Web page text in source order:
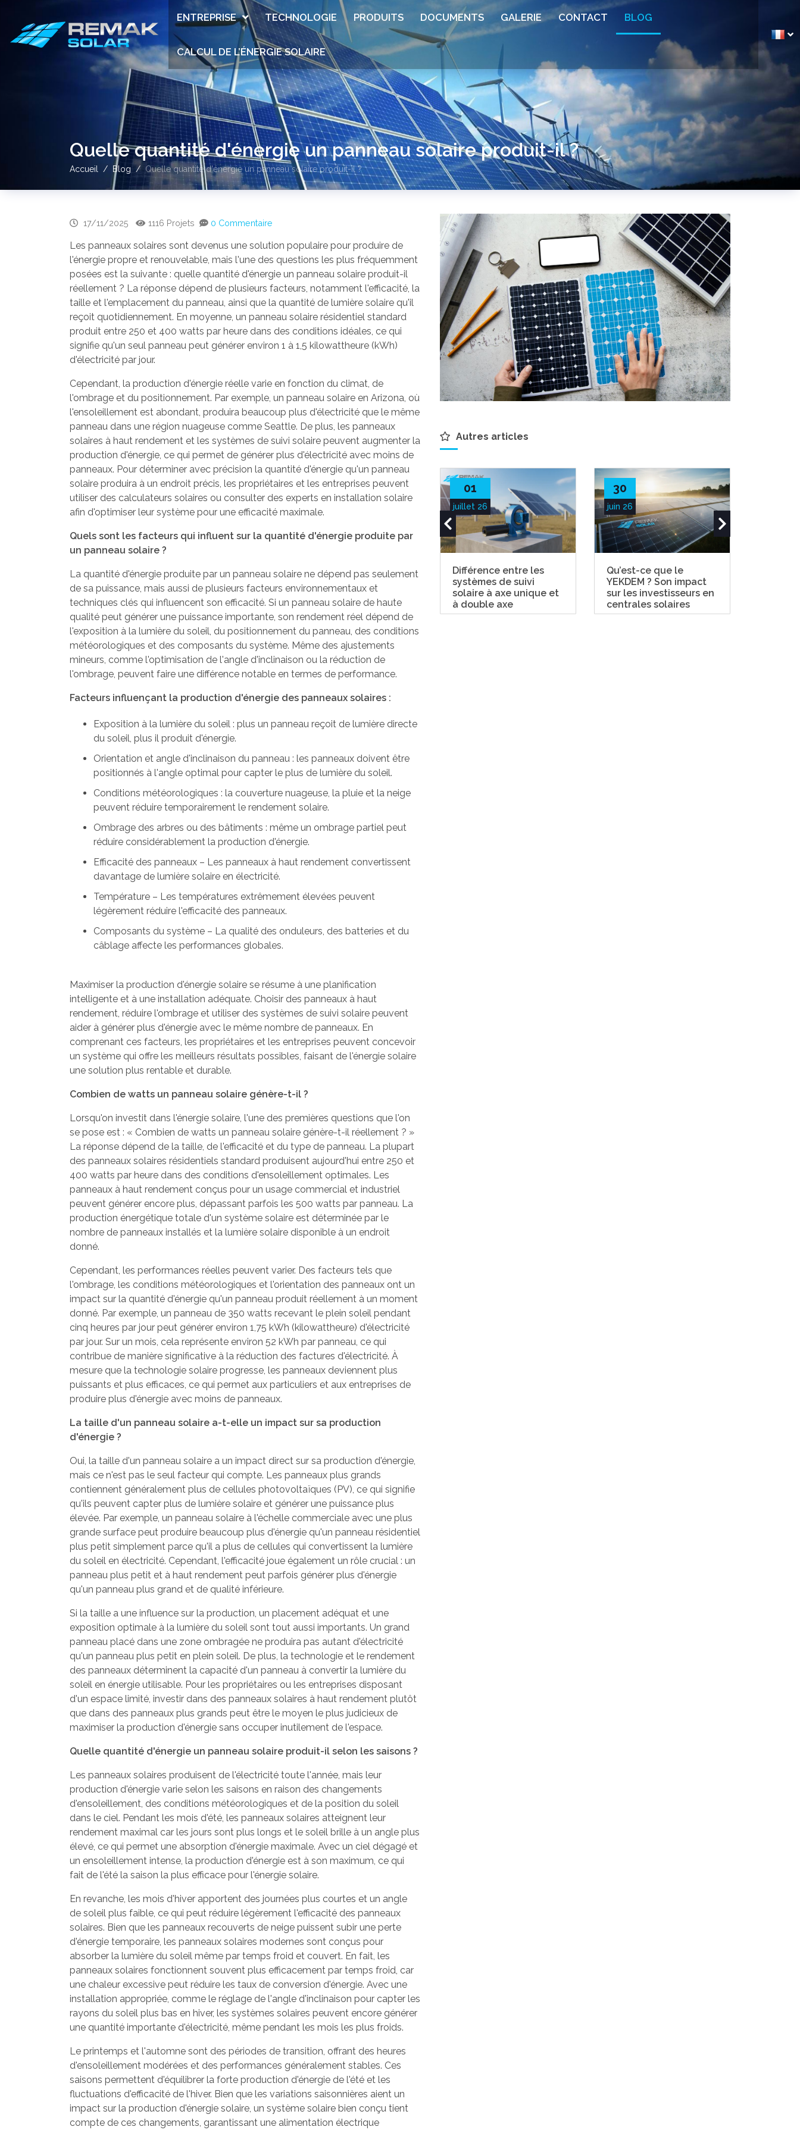
ENTREPRISE TECHNOLOGIE PRODUITS DOCUMENTS GALERIE CONTACT BLOG
CALCUL DE L’ÉNERGIE SOLAIRE
Quelle quantité d'énergie un panneau solaire produit-il ?
Accueil Blog Quelle quantité d'énergie un panneau solaire produit-il ?
Autres articles
01
juillet 26
Différence entre les
systèmes de suivi
solaire à axe unique et
à double axe
30
juin 26
Qu’est-ce que le
YEKDEM ? Son impact
sur les investisseurs en
centrales solaires
17/11/2025 1116 Projets 0 Commentaire
Les panneaux solaires sont devenus une solution populaire pour produire de
l'énergie propre et renouvelable, mais l'une des questions les plus fréquemment
posées est la suivante : quelle quantité d'énergie un panneau solaire produit-il
réellement ? La réponse dépend de plusieurs facteurs, notamment l'efficacité, la
taille et l'emplacement du panneau, ainsi que la quantité de lumière solaire qu'il
reçoit quotidiennement. En moyenne, un panneau solaire résidentiel standard
produit entre 250 et 400 watts par heure dans des conditions idéales, ce qui
signifie qu'un seul panneau peut générer environ 1 à 1,5 kilowattheure (kWh)
d'électricité par jour.
Cependant, la production d'énergie réelle varie en fonction du climat, de
l'ombrage et du positionnement. Par exemple, un panneau solaire en Arizona, où
l'ensoleillement est abondant, produira beaucoup plus d'électricité que le même
panneau dans une région nuageuse comme Seattle. De plus, les panneaux
solaires à haut rendement et les systèmes de suivi solaire peuvent augmenter la
production d'énergie, ce qui permet de générer plus d'électricité avec moins de
panneaux. Pour déterminer avec précision la quantité d'énergie qu'un panneau
solaire produira à un endroit précis, les propriétaires et les entreprises peuvent
utiliser des calculateurs solaires ou consulter des experts en installation solaire
afin d'optimiser leur système pour une efficacité maximale.
Quels sont les facteurs qui influent sur la quantité d'énergie produite par
un panneau solaire ?
La quantité d'énergie produite par un panneau solaire ne dépend pas seulement
de sa puissance, mais aussi de plusieurs facteurs environnementaux et
techniques clés qui influencent son efficacité. Si un panneau solaire de haute
qualité peut générer une puissance importante, son rendement réel dépend de
l'exposition à la lumière du soleil, du positionnement du panneau, des conditions
météorologiques et des composants du système. Même des ajustements
mineurs, comme l'optimisation de l'angle d'inclinaison ou la réduction de
l'ombrage, peuvent faire une différence notable en termes de performance.
Facteurs influençant la production d'énergie des panneaux solaires :
Exposition à la lumière du soleil : plus un panneau reçoit de lumière directe
du soleil, plus il produit d'énergie.
Orientation et angle d'inclinaison du panneau : les panneaux doivent être
positionnés à l'angle optimal pour capter le plus de lumière du soleil.
Conditions météorologiques : la couverture nuageuse, la pluie et la neige
peuvent réduire temporairement le rendement solaire.
Ombrage des arbres ou des bâtiments : même un ombrage partiel peut
réduire considérablement la production d'énergie.
Efficacité des panneaux – Les panneaux à haut rendement convertissent
davantage de lumière solaire en électricité.
Température – Les températures extrêmement élevées peuvent
légèrement réduire l'efficacité des panneaux.
Composants du système – La qualité des onduleurs, des batteries et du
câblage affecte les performances globales.
Maximiser la production d'énergie solaire se résume à une planification
intelligente et à une installation adéquate. Choisir des panneaux à haut
rendement, réduire l'ombrage et utiliser des systèmes de suivi solaire peuvent
aider à générer plus d'énergie avec le même nombre de panneaux. En
comprenant ces facteurs, les propriétaires et les entreprises peuvent concevoir
un système qui offre les meilleurs résultats possibles, faisant de l'énergie solaire
une solution plus rentable et durable.
Combien de watts un panneau solaire génère-t-il ?
Lorsqu'on investit dans l'énergie solaire, l'une des premières questions que l'on
se pose est : « Combien de watts un panneau solaire génère-t-il réellement ? »
La réponse dépend de la taille, de l'efficacité et du type de panneau. La plupart
des panneaux solaires résidentiels standard produisent aujourd'hui entre 250 et
400 watts par heure dans des conditions d'ensoleillement optimales. Les
panneaux à haut rendement conçus pour un usage commercial et industriel
peuvent générer encore plus, dépassant parfois les 500 watts par panneau. La
production énergétique totale d'un système solaire est déterminée par le
nombre de panneaux installés et la lumière solaire disponible à un endroit
donné.
Cependant, les performances réelles peuvent varier. Des facteurs tels que
l'ombrage, les conditions météorologiques et l'orientation des panneaux ont un
impact sur la quantité d'énergie qu'un panneau produit réellement à un moment
donné. Par exemple, un panneau de 350 watts recevant le plein soleil pendant
cinq heures par jour peut générer environ 1,75 kWh (kilowattheure) d'électricité
par jour. Sur un mois, cela représente environ 52 kWh par panneau, ce qui
contribue de manière significative à la réduction des factures d'électricité. À
mesure que la technologie solaire progresse, les panneaux deviennent plus
puissants et plus efficaces, ce qui permet aux particuliers et aux entreprises de
produire plus d'énergie avec moins de panneaux.
La taille d'un panneau solaire a-t-elle un impact sur sa production
d'énergie ?
Oui, la taille d'un panneau solaire a un impact direct sur sa production d'énergie,
mais ce n'est pas le seul facteur qui compte. Les panneaux plus grands
contiennent généralement plus de cellules photovoltaïques (PV), ce qui signifie
qu'ils peuvent capter plus de lumière solaire et générer une puissance plus
élevée. Par exemple, un panneau solaire à l'échelle commerciale avec une plus
grande surface peut produire beaucoup plus d'énergie qu'un panneau résidentiel
plus petit simplement parce qu'il a plus de cellules qui convertissent la lumière
du soleil en électricité. Cependant, l'efficacité joue également un rôle crucial : un
panneau plus petit et à haut rendement peut parfois générer plus d'énergie
qu'un panneau plus grand et de qualité inférieure.
Si la taille a une influence sur la production, un placement adéquat et une
exposition optimale à la lumière du soleil sont tout aussi importants. Un grand
panneau placé dans une zone ombragée ne produira pas autant d'électricité
qu'un panneau plus petit en plein soleil. De plus, la technologie et le rendement
des panneaux déterminent la capacité d'un panneau à convertir la lumière du
soleil en énergie utilisable. Pour les propriétaires ou les entreprises disposant
d'un espace limité, investir dans des panneaux solaires à haut rendement plutôt
que dans des panneaux plus grands peut être le moyen le plus judicieux de
maximiser la production d'énergie sans occuper inutilement de l'espace.
Quelle quantité d'énergie un panneau solaire produit-il selon les saisons ?
Les panneaux solaires produisent de l'électricité toute l'année, mais leur
production d'énergie varie selon les saisons en raison des changements
d'ensoleillement, des conditions météorologiques et de la position du soleil
dans le ciel. Pendant les mois d'été, les panneaux solaires atteignent leur
rendement maximal car les jours sont plus longs et le soleil brille à un angle plus
élevé, ce qui permet une absorption d'énergie maximale. Avec un ciel dégagé et
un ensoleillement intense, la production d'énergie est à son maximum, ce qui
fait de l'été la saison la plus efficace pour l'énergie solaire.
En revanche, les mois d'hiver apportent des journées plus courtes et un angle
de soleil plus faible, ce qui peut réduire légèrement l'efficacité des panneaux
solaires. Bien que les panneaux recouverts de neige puissent subir une perte
d'énergie temporaire, les panneaux solaires modernes sont conçus pour
absorber la lumière du soleil même par temps froid et couvert. En fait, les
panneaux solaires fonctionnent souvent plus efficacement par temps froid, car
une chaleur excessive peut réduire les taux de conversion d'énergie. Avec une
installation appropriée, comme le réglage de l'angle d'inclinaison pour capter les
rayons du soleil plus bas en hiver, les systèmes solaires peuvent encore générer
une quantité importante d'électricité, même pendant les mois les plus froids.
Le printemps et l'automne sont des périodes de transition, offrant des heures
d'ensoleillement modérées et des performances généralement stables. Ces
saisons permettent d'équilibrer la forte production d'énergie de l'été et les
fluctuations d'efficacité de l'hiver. Bien que les variations saisonnières aient un
impact sur la production d'énergie solaire, un système solaire bien conçu tient
compte de ces changements, garantissant une alimentation électrique